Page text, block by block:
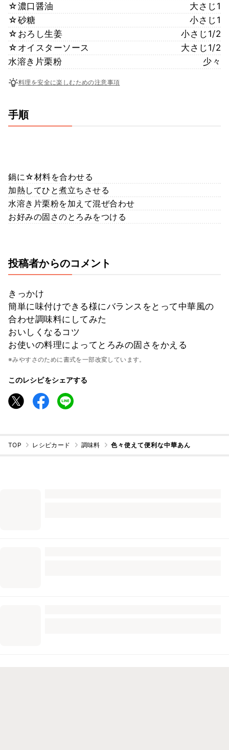
☆濃口醤油
大さじ1
☆砂糖
小さじ1
☆おろし生姜
小さじ1/2
☆オイスターソース
大さじ1/2
水溶き片栗粉
少々
料理を安全に楽しむための注意事項
手順
鍋に☆材料を合わせる
加熱してひと煮立ちさせる
水溶き片栗粉を加えて混ぜ合わせ
お好みの固さのとろみをつける
投稿者からのコメント
きっかけ
簡単に味付けできる様にバランスをとって中華風の
合わせ調味料にしてみた
おいしくなるコツ
お使いの料理によってとろみの固さをかえる
※みやすさのために書式を一部改変しています。
このレシピをシェアする
TOP レシピカード 調味料 色々使えて便利な中華あん